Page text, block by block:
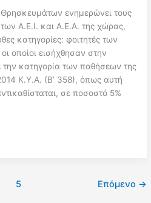
Θρησκευμάτων ενημερώνει τους
των Α.Ε.Ι. και Α.Ε.Α. της χώρας,
κατηγορίες: φοιτητές των
οποίοι εισήχθησαν στην
την κατηγορία των παθήσεων της
Κ.Υ.Α. (Β’ 358), όπως αυτή
σε ποσοστό 5%
5 Επόμενο →